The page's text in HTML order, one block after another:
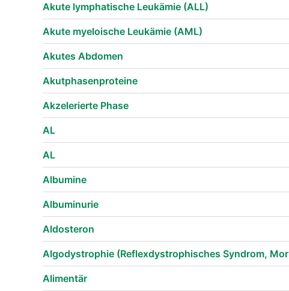
Akute lymphatische Leukämie (ALL)
Akute myeloische Leukämie (AML)
Akutes Abdomen
Akutphasenproteine
Akzelerierte Phase
AL
AL
Albumine
Albuminurie
Aldosteron
Algodystrophie (Reflexdystrophisches Syndrom,
Alimentär